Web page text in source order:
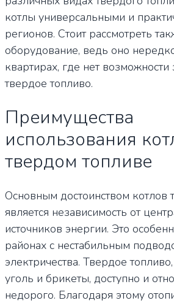
котлы универсальными и
регионов. Стоит рассмотреть
оборудование, ведь оно
квартирах, где нет возможности
твердое топливо.
Преимущества
использования
твердом топливе
Основным достоинством котлов
является независимость от
источников энергии. Это
районах с нестабильным
электричества. Твердое
уголь и брикеты, доступно и
недорого. Благодаря этому